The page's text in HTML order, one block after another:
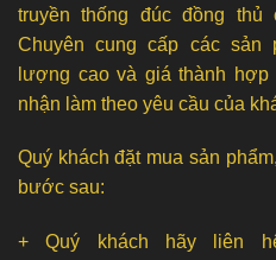
truyền thống đúc đồng
Chuyên cung cấp các sản
lượng cao và giá thành
nhận làm theo yêu cầu của
Quý khách đặt mua sản
bước sau:
+ Quý khách hãy liên